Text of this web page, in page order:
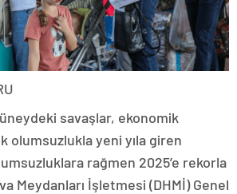
savaşlar, ekonomik
olumsuzlukla yeni yıla giren
rağmen 2025’e rekorla
Meydanları İşletmesi (DHMİ) Genel